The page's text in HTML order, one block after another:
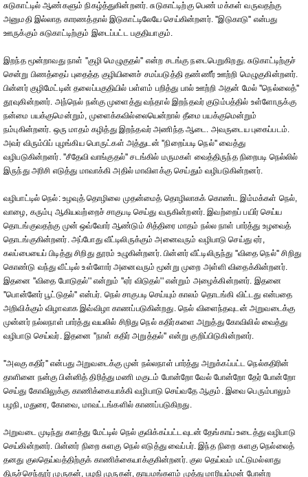
சுடுகாட்டில் ஆண்களும் நிகழ்த்துகின்றனர். சுடுகாட்டிற்கு பெண் மக்கள் வருவதற்கு
அனுமதி இல்லாத காரணத்தால் இடுகாட்டிலேயே செய்கின்றனர். ''இடுகாடு'' என்பது
ஊருக்கும் சுடுகாட்டிற்கும் இடைப்பட்ட பகுதியாகும்.
இறந்த மூன்றாவது நாள் ''குழி மெழுகுதல்'' என்ற சடங்கு நடைபெறுகிறது. சுடுகாட்டிற்குச்
சென்று பிணத்தைப் புதைத்த குழியினைச் சமப்படுத்தி தண்ணீர் ஊற்றி மெழுகுகின்றனர்.
பின்னர் குழிமேட்டின் தலைப்பகுதியில் பள்ளம் பறித்து பால் ஊற்றி அதன் மேல் ''நெல்லைத்''
தூவுகின்றனர். அந்நெல் நன்கு முளைத்து வந்தால் இறந்தவர் குடும்பத்தில் உள்ளோருக்கு
நன்மை பயக்குமென்றும், முளைக்கவில்லையென்றால் தீமை பயக்குமென்றும்
நம்புகின்றனர். ஒரு மாதம் கழித்து இறந்தவர் அணிந்த ஆடை. அவருடைய புகைப்படம்.
அவர் விரும்பிப் புழங்கிய பொருட்கள் அத்துடன் ''நிறைப்படி நெல்'' வைத்து
வழிபடுகின்றனர். ''சீதேவி வாங்குதல்'' சடங்கில் மருமகள் வைத்திருந்த நிறைபடி நெல்லில்
இருந்து அரிசி எடுத்து மாவாக்கி அதில் மாவிளக்கு செய்தும் வழிபடுகின்றனர்.
வழிபாட்டில் நெல்: உழவுத் தொழிலை முதன்மைத் தொழிலாகக் கொண்ட இம்மக்கள் நெல்,
வாழை, கரும்பு ஆகியவற்றைச் சாகுபடி செய்து வருகின்றனர். இவற்றைப் பயிர் செய்ய
தொடங்குவதற்கு முன் ஒவ்வோர் ஆண்டும் சித்திரை மாதம் நல்ல நாள் பார்த்து உழவைத்
தொடங்குகின்றனர். அப்போது வீட்டிலிருக்கும் அனைவரும் வழிபாடு செய்து ஏர்,
கலப்பையைப் பிடித்து சிறிது தூரம் உழுகின்றனர். பின்னர் வீட்டிலிருந்து ''விதை நெல்'' சிறிது
கொண்டு வந்து வீட்டில் உள்ளோர் அனைவரும் மூன்று முறை அள்ளி விதைக்கின்றனர்.
இதனை ''விதை போடுதல்'' என்றும் ''ஏர் விடுதல்'' என்றும் அழைக்கின்றனர். இதனை
''பொன்னேர் பூட்டுதல்'' என்பர். நெல் சாகுபடி செய்யும் காலம் தொடங்கி விட்டது என்பதை
அறிவிக்கும் விழாவாக இவ்விழா காணப்படுகின்றது. நெல் விளைந்தவுடன் அறுவடைக்கு
முன்னர் நல்லநாள் பார்த்து வயலில் சிறிது நெல் கதிர்களை அறுத்து கோவிலில் வைத்து
வழிபாடு செய்வர். இதனை ''நாள் கதிர் அறுத்தல்'' என்று குறிப்பிடுகின்றனர்.
''அலகு கதிர்'' என்பது அறுவடைக்கு முன் நல்லநாள் பார்த்து அறுக்கப்பட்ட நெல்கதிரின்
தாளினை நன்கு பின்னித் திரித்து மணி மகுடம் போன்றோ வேல் போன்றோ தேர் போன்றோ
செய்து கோவிலுக்கு காணிக்கையாக்கி வழிபாடு செய்வதே ஆகும். இவை பெரும்பாலும்
பழநி, மதுரை, கோவை, மாவட்டங்களில் காணப்படுகிறது.
அறுவடை முடிந்து களத்து மேட்டில் நெல் குவிக்கப்பட்டவுடன் தேங்காய் உடைத்து வழிபாடு
செய்கின்றனர். பின்னர் நிறை சுளகு நெல் எடுத்து வைப்பர். இந்த நிறை சுளகு நெல்லைத்
தனது குலதெய்வத்திற்குக் காணிக்கையாக்குகின்றனர். குல தெய்வம் மட்டுமல்லாது
திருச்செந்தூர் முருகன், பழநி முருகன், தாயமங்களம் முத்து மாரியம்மன் போன்ற